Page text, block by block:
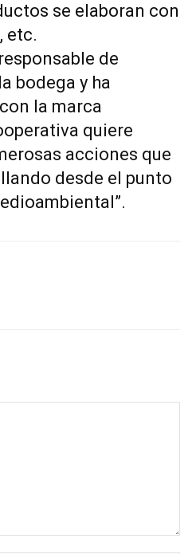
se elaboran con
etc.
de
bodega y ha
la marca
quiere
acciones que
desde el punto